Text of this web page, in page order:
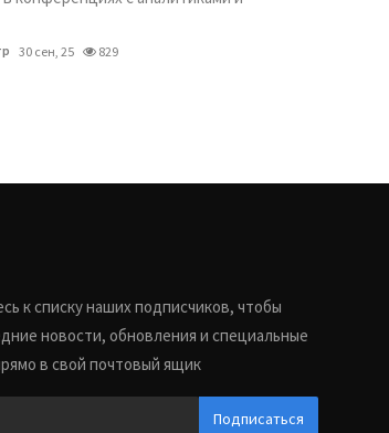
30 сен, 25 829
к списку наших подписчиков, чтобы
новости, обновления и специальные
в свой почтовый ящик
Подписаться